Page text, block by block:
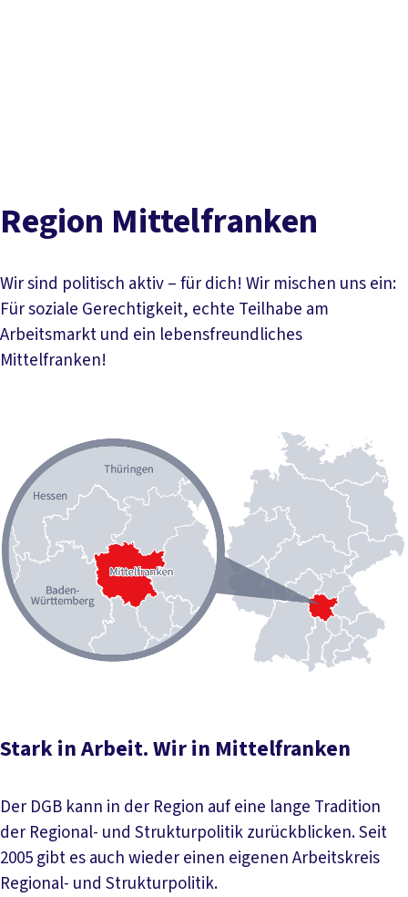
Region Mittelfranken
Wir sind politisch aktiv – für dich! Wir mischen uns ein:
Für soziale Gerechtigkeit, echte Teilhabe am
Arbeitsmarkt und ein lebensfreundliches
Mittelfranken!
Stark in Arbeit. Wir in Mittelfranken
Der DGB kann in der Region auf eine lange Tradition
der Regional- und Strukturpolitik zurückblicken. Seit
2005 gibt es auch wieder einen eigenen Arbeitskreis
Regional- und Strukturpolitik.